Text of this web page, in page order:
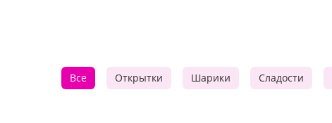
Все Открытки Шарики Сладости